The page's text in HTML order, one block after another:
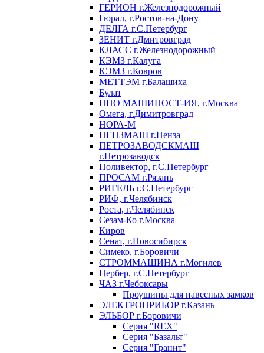
ГЕРИОН г.Железнодорожный
Гюрал, г.Ростов-на-Дону
ДЕЛГА г.С.Петербург
ЗЕНИТ г.Дмитровград
КЛАСС г.Железнодорожный
КЭМЗ г.Калуга
КЭМЗ г.Ковров
МЕТТЭМ г.Балашиха
Булат
НПО МАШИНОСТ-ИЯ, г.Москва
Омега, г.Димитровград
НОРА-М
ПЕНЗМАШ г.Пенза
ПЕТРОЗАВОДСКМАШ
г.Петрозаводск
Поливектор, г.С.Петербург
ПРОСАМ г.Рязань
РИГЕЛЬ г.С.Петербург
РИФ, г.Челябинск
Роста, г.Челябинск
Сезам-Ко г.Москва
Киров
Сенат, г.Новосибирск
Симеко, г.Боровичи
СТРОММАШИНА г.Могилев
Цербер, г.С.Петербург
ЧАЗ г.Чебоксары
Проушины для навесных замков
ЭЛЕКТРОПРИБОР г.Казань
ЭЛЬБОР г.Боровичи
Серия "REX"
Серия "Базальт"
Серия "Гранит"